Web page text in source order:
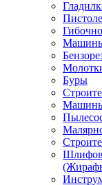
Машины
Буры
Машины